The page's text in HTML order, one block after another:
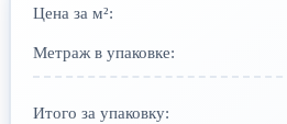
Цена за м²:
Метраж в упаковке:
Итого за упаковку: